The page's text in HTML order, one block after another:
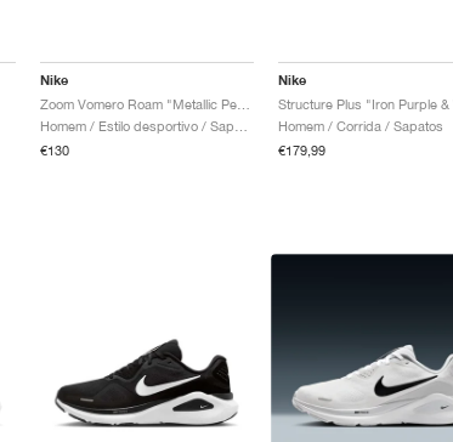
Nike
Zoom Vomero Roam "Metallic Pewter & Cool Grey"
€130
Nike
Homem / Corrida / Sapatos
€179,99